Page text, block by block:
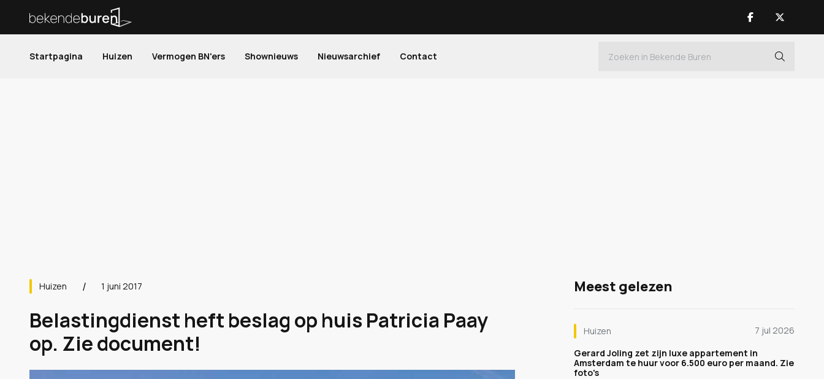
Startpagina Huizen Vermogen BN'ers Shownieuws Nieuwsarchief Contact
Huizen 1 juni 2017
Belastingdienst heft beslag op huis Patricia Paay
op. Zie document!
Meest gelezen
Huizen
7 jul 2026
Gerard Joling zet zijn luxe appartement in
Amsterdam te huur voor 6.500 euro per maand. Zie
foto's